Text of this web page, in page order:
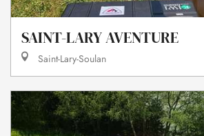
SAINT-LARY AVENTURE
Saint-Lary-Soulan